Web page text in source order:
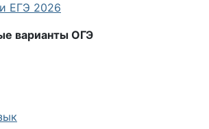
ЕГЭ 2026
варианты ОГЭ